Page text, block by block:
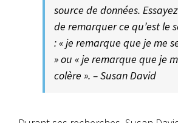
source de données.
de remarquer ce qu’est le
: « je remarque que je me
» ou « je remarque que je
colère ». – Susan David